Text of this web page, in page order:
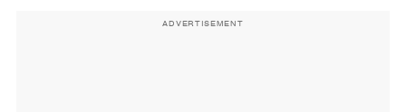
ADVERTISEMENT